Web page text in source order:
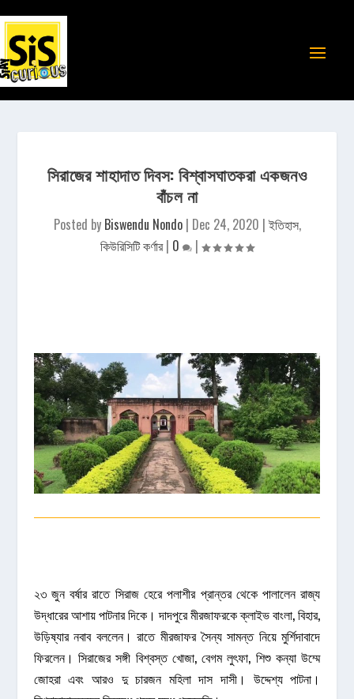
সিরাজের শাহাদাত দিবস: বিশ্বাসঘাতকরা একজনও
বাঁচল না
Posted by Biswendu Nondo| Dec 24, 2020 |ইতিহাস,
কিউরিসিটি কর্ণার| 0 |
২৩ জুন বর্ষার রাতে সিরাজ হেরে পলাশীর প্রান্তর থেকে পালালেন রাজ্য
উদ্ধারের আশায় পাটনার দিকে। দাদপুরে মীরজাফরকে ক্লাইভ বাংলা, বিহার,
উড়িষ্যার নবাব বললেন। রাতে মীরজাফর সৈন্য সামন্ত নিয়ে মুর্শিদাবাদে
ফিরলেন। সিরাজের সঙ্গী বিশ্বস্ত খোজা, বেগম লুৎফা, শিশু কন্যা উম্মে
জোহরা এবং আরও দু চারজন মহিলা দাস দাসী। উদ্দেশ্য পাটনা।